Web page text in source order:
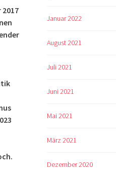
Januar 2022
August 2021
Juli 2021
Juni 2021
Mai 2021
März 2021
Dezember 2020